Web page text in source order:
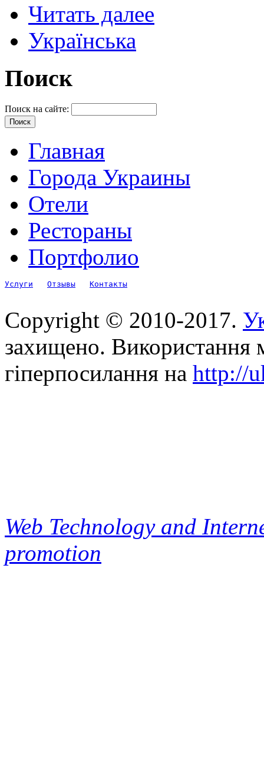
Читать далее
Українська
Поиск
Поиск на сайте:
Главная
Города Украины
Отели
Рестораны
Портфолио
Услуги Отзывы Контакты
Copyright © 2010-2017.
захищено. Використання
гіперпосилання на http://
Web Technology and
promotion